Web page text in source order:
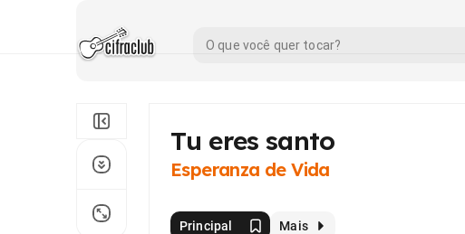
Tu eres santo
Esperanza de Vida
Principal Mais